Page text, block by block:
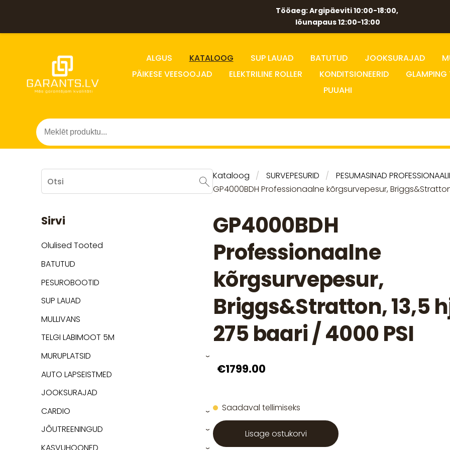
Tööaeg: Argipäeviti 10:00-18:00,
lõunapaus 12:00-13:00
ALGUS KATALOOG SUP LAUAD BATUTUD JOOKSURAJAD
PÄIKESE VEESOOJAD
ELEKTRILINE ROLLER KONDITSIONEERID
GLAMPING
PUUAHI
Sirvi
Olulised Tooted
BATUTUD
PESUROBOOTID
SUP LAUAD
MULLIVANS
TELGI LABIMOOT 5M
MURUPLATSID
›
AUTO LAPSEISTMED
JOOKSURAJAD
CARDIO
›
JÕUTREENINGUD ›
KASVUHOONED ›
Kataloog SURVEPESURID
PESUMASINAD
GP4000BDH Professionaalne kõrgsurvepesur,
GP4000BDH
Professionaalne
kõrgsurvepesur,
Briggs&Stratton, 13,5
275 baari / 4000 PSI
€1799.00
Saadaval tellimiseks
Lisage ostukorvi